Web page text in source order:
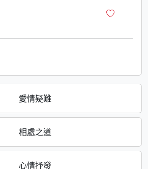
愛情疑難
相處之道
心情抒發